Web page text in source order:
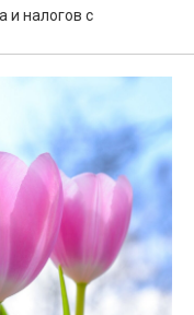
и налогов с